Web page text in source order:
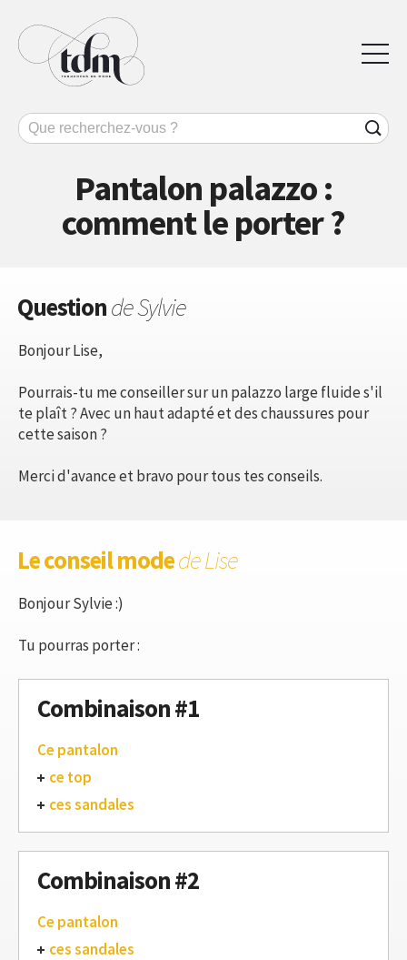
Pantalon palazzo :
comment le porter ?
Questionde Sylvie
Bonjour Lise,
Pourrais-tu me conseiller sur un palazzo large fluide s'il
te plaît ? Avec un haut adapté et des chaussures pour
cette saison ?
Merci d'avance et bravo pour tous tes conseils.
Le conseil modede Lise
Bonjour Sylvie :)
Tu pourras porter :
Combinaison #1
Ce pantalon
ce top
ces sandales
Combinaison #2
Ce pantalon
ces sandales